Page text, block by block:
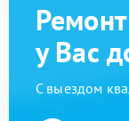
у Вас
С выездом